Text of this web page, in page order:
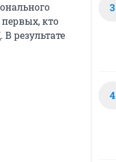
кто
результате
3
4